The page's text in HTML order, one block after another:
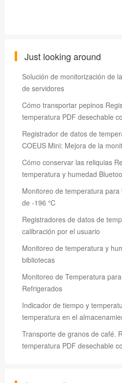
Just looking around
Solución de monitorización de
de servidores
Cómo transportar pepinos
temperatura PDF desechable
Registrador de datos de
COEUS Mini: Mejora de la
Cómo conservar las reliquias
temperatura y humedad
Monitoreo de temperatura
de -196 ℃
Registradores de datos de
calibración por el usuario
Monitoreo de temperatura y
bibliotecas
Monitoreo de Temperatura
Refrigerados
Indicador de tiempo y
temperatura en el
Transporte de granos de café.
temperatura PDF desechable